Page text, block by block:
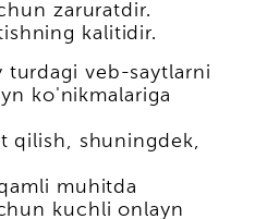
zaruratdir.
kalitidir.
turdagi veb-saytlarni
ko'nikmalariga
qilish, shuningdek,
muhitda
kuchli onlayn